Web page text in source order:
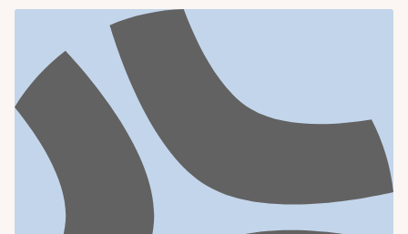
Technisches Gymnasium
Berufskolleg
Ausbildungsvorbereitung (AV)
Fachschule für Technik
Meisterschule für Kraftfahrzeugtechnik
Schulorganisation